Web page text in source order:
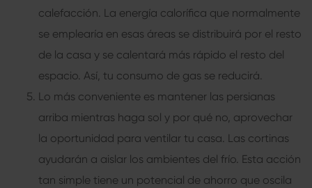
calefacción. La energía calorífica que normalmente
se emplearía en esas áreas se distribuirá por el resto
de la casa y se calentará más rápido el resto del
espacio. Así, tu consumo de gas se reducirá.
Lo más conveniente es mantener las persianas
arriba mientras haga sol y por qué no, aprovechar
la oportunidad para ventilar tu casa. Las cortinas
ayudarán a aislar los ambientes del frío. Esta acción
tan simple tiene un potencial de ahorro que oscila